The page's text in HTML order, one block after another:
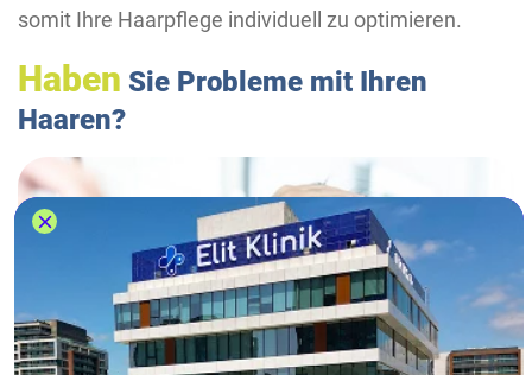
somit Ihre Haarpflege individuell zu optimieren.
Haben Sie Probleme mit Ihren
Haaren?